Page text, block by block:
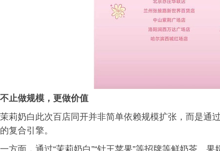
不止做规模，更做价值
茉莉奶白此次百店同开并非简单依赖规模扩张，而是通
的复合引擎。
一方面，通过“茉莉奶白”“针王苹果”等招牌等鲜奶茶、